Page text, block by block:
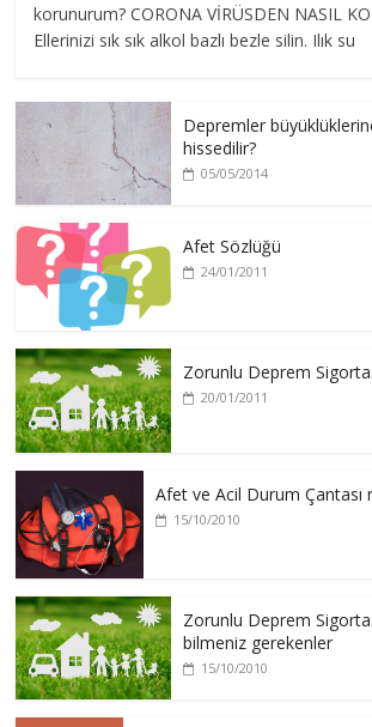
korunurum? CORONA VİRÜSDEN NASIL
Ellerinizi sık sık alkol bazlı bezle silin. Ilık su
Depremler
hissedilir?
05/05/2014
Afet Sözlüğü
24/01/2011
Zorunlu Deprem
20/01/2011
Afet ve Acil Durum Çantası
15/10/2010
Zorunlu Deprem
bilmeniz gerekenler
15/10/2010